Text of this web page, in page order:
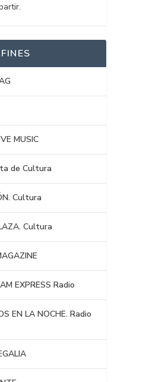
MUSIC
de Cultura
Cultura
Cultura
EXPRESS Radio
EN LA NOCHE. Radio